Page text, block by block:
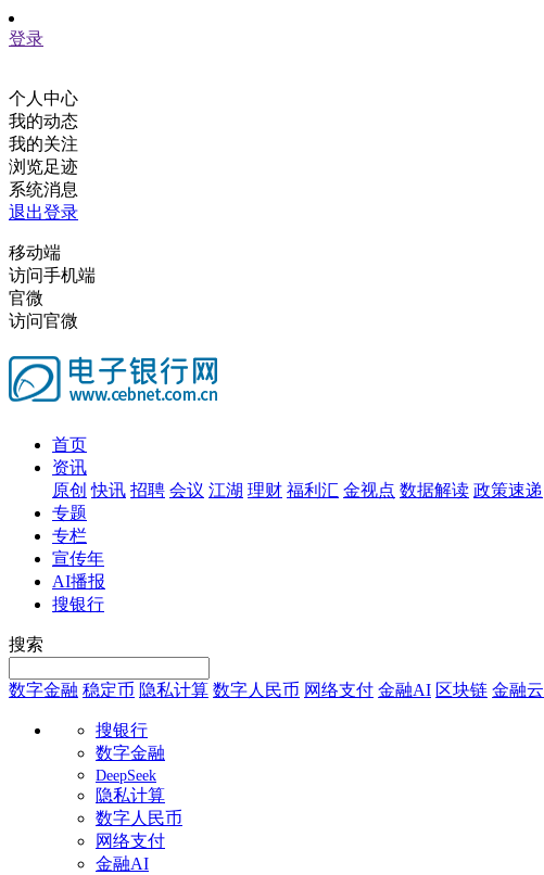
登录
个人中心
我的动态
我的关注
浏览足迹
系统消息
退出登录
移动端
访问手机端
官微
访问官微
首页
资讯
原创 快讯 招聘 会议 江湖 理财 福利汇 金视点 数据解读 政策速递
专题
专栏
宣传年
AI播报
搜银行
搜索
数字金融 稳定币 隐私计算 数字人民币 网络支付 金融AI 区块链 金融云
搜银行
数字金融
DeepSeek
隐私计算
数字人民币
网络支付
金融AI